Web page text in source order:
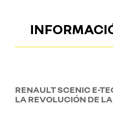
RENAULT SCENIC E-
LA REVOLUCIÓN DE